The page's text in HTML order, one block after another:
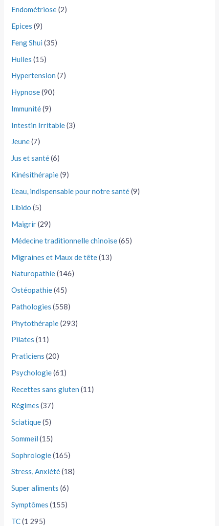
Endométriose(2)
Epices (9)
Feng Shui (35)
Huiles (15)
Hypertension (7)
Hypnose(90)
Immunité(9)
Intestin Irritable(3)
Jeune(7)
Jus et santé(6)
Kinésithérapie(9)
L'eau, indispensable pour notre santé(9)
Libido (5)
Maigrir(29)
Médecine traditionnelle chinoise(65)
Migraines et Maux de tête(13)
Naturopathie(146)
Ostéopathie(45)
Pathologies (558)
Phytothérapie(293)
Pilates (11)
Praticiens (20)
Psychologie(61)
Recettes sans gluten (11)
Régimes (37)
Sciatique(5)
Sommeil (15)
Sophrologie(165)
Stress, Anxiété(18)
Super aliments (6)
Symptômes (155)
TC(1 295)